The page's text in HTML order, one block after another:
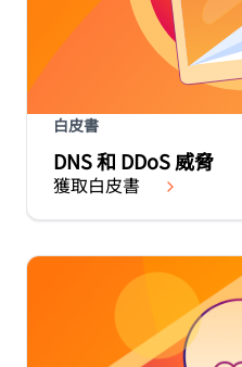
白皮書
DNS 和 DDoS 威脅
獲取白皮書